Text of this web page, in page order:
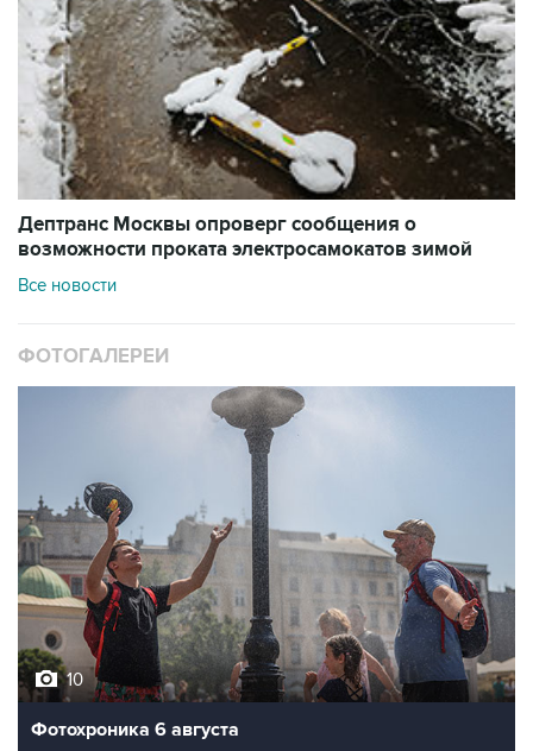
Дептранс Москвы опроверг сообщения о
возможности проката электросамокатов зимой
Все новости
ФОТОГАЛЕРЕИ
10
Фотохроника 6 августа